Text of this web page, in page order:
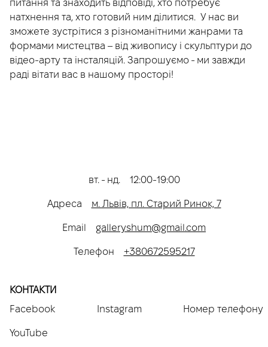
питання та знаходить відповіді, хто потребує
натхнення та, хто готовий ним ділитися. У нас ви
зможете зустрітися з різноманітними жанрами та
формами мистецтва – від живопису і скульптури до
відео-арту та інсталяцій. Запрошуємо - ми завжди
раді вітати вас в нашому просторі!
вт. - нд. 12:00-19:00
Адреса м. Львів, пл. Старий Ринок, 7
Email galleryshum@gmail.com
Телефон +380672595217
КОНТАКТИ
Facebook
Instagram Номер телефону
YouTube